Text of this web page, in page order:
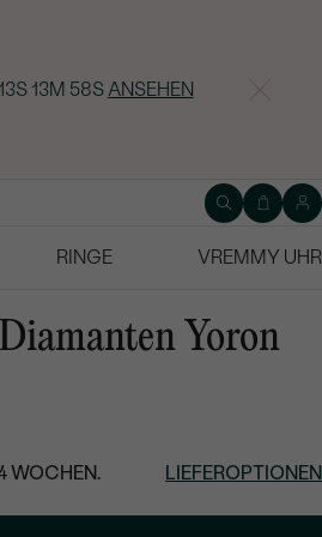
13M 57S ANSEHEN
RINGE
VREMMY UHR
Yoron
WOCHEN. LIEFEROPTIONEN